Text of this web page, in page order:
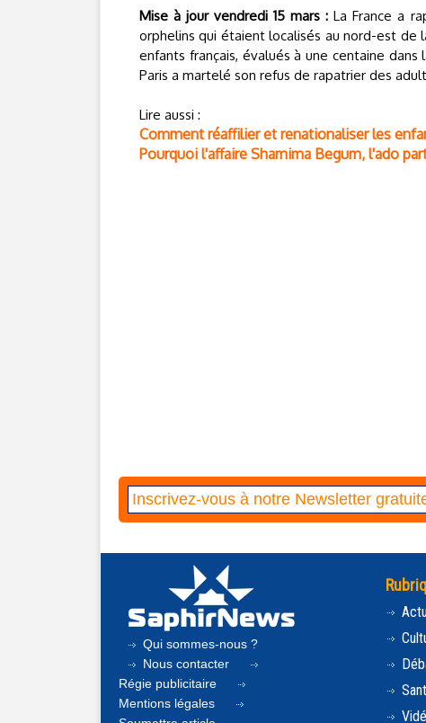
Mise à jour vendredi 15 mars : La France a
orphelins qui étaient localisés au nord-est de
enfants français, évalués à une centaine
Paris a martelé son refus de rapatrier des
Lire aussi :
Comment réaffilier et renationaliser les
Pourquoi l'affaire Shamima Begum, l'ado
Qui sommes-nous ?
Nous contacter
Régie publicitaire
Mentions légales